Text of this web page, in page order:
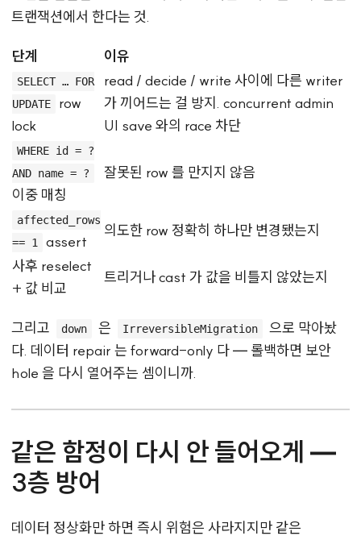
트랜잭션에서 한다는 것.
단계 이유
SELECT … FOR
UPDATE
row
lock
read / decide / write 사이에 다른 writer
가 끼어드는 걸 방지. concurrent admin
UI save 와의 race 차단
WHERE id = ?
AND name = ?
이중 매칭
잘못된 row 를 만지지 않음
affected_rows
== 1
assert
의도한 row 정확히 하나만 변경됐는지
사후 reselect
+ 값 비교
트리거나 cast 가 값을 비틀지 않았는지
그리고 down 은 IrreversibleMigration
으로 막아놨
다. 데이터 repair 는 forward-only 다 — 롤백하면 보안
hole 을 다시 열어주는 셈이니까.
같은 함정이 다시 안 들어오게 —
3층 방어
데이터 정상화만 하면 즉시 위험은 사라지지만 같은